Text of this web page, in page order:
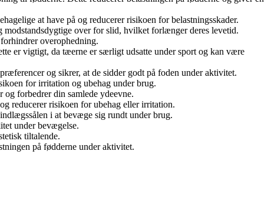
at have på og reducerer risikoen for belastningsskader.
over for slid, hvilket forlænger deres levetid.
overophedning.
er vigtigt, da tæerne er særligt udsatte under sport og kan være
og sikrer, at de sidder godt på foden under aktivitet.
for irritation og ubehag under brug.
forbedrer din samlede ydeevne.
reducerer risikoen for ubehag eller irritation.
i at bevæge sig rundt under brug.
under bevægelse.
tiltalende.
på fødderne under aktivitet.